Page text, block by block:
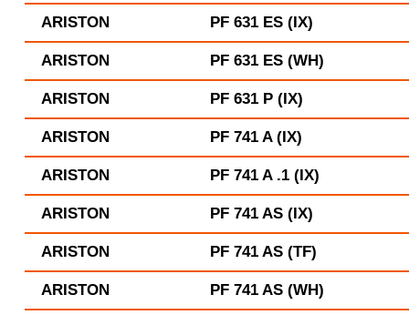
ARISTON PF 631 ES (IX)
ARISTON PF 631 ES (WH)
ARISTON PF 631 P (IX)
ARISTON PF 741 A (IX)
ARISTON PF 741 A .1 (IX)
ARISTON PF 741 AS (IX)
ARISTON PF 741 AS (TF)
ARISTON PF 741 AS (WH)